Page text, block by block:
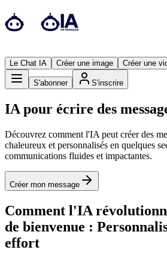
Le Chat IA Créer une image Créer une
S'abonner S'inscrire
IA pour écrire des
Découvrez comment l'IA peut créer des
chaleureux et personnalisés en quelques
communications fluides et impactantes.
Créer mon message
Comment l'IA
de bienvenue :
effort